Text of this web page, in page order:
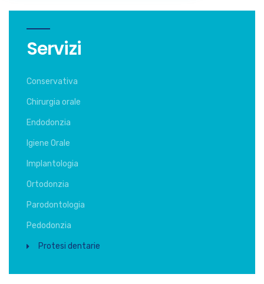
Servizi
Conservativa
Chirurgia orale
Endodonzia
Igiene Orale
Implantologia
Ortodonzia
Parodontologia
Pedodonzia
Protesi dentarie